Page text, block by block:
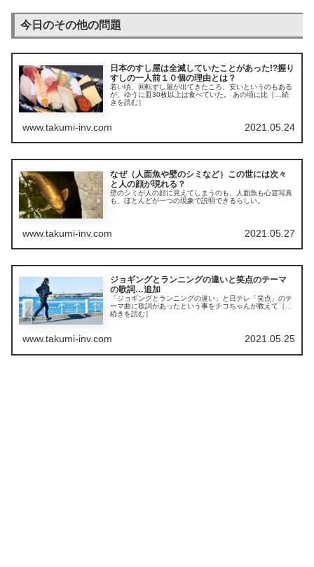
今日のその他の問題
日本のすし屋は全滅していたことがあった!?握り
すしの一人前１０個の理由とは？
若い頃、回転ずし屋が出てきたころ、安いというのもある
が、ゆうに皿30枚以上は食べていた。 あの頃に比［…続
きを読む］
www.takumi-inv.com 2021.05.24
なぜ（人面魚や壁のシミなど）この世には次々
と人の顔が現れる？
壁のシミが人の顔に見えてしまうのも、人面魚も心霊写真
も、ほとんどが一つの現象で説明できるらしい。
www.takumi-inv.com 2021.05.27
ジョギングとランニングの違いと笑点のテーマ
の歌詞…追加
「ジョギングとランニングの違い」と日テレ「笑点」のテ
ーマ曲に歌詞があったという事をチコちゃんが教えて［…
続きを読む］
www.takumi-inv.com 2021.05.25